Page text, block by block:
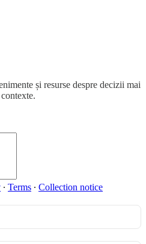
și resurse despre decizii mai
∙ Terms ∙ Collection notice